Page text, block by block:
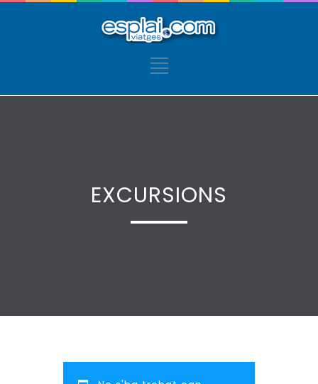
EXCURSIONS